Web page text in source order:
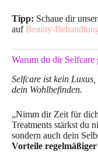
Tipp: Schaue dir
aufBeauty-
Warum du dir Selfcare
Selfcare ist kein
dein Wohlbefinden.
„Nimm dir Zeit für
Treatments stärkst du
sondern auch dein
Vorteile